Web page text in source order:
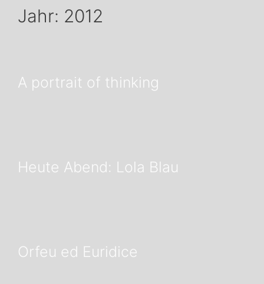
Jahr: 2012
A portrait of thinking
Heute Abend: Lola Blau
Orfeu ed Euridice